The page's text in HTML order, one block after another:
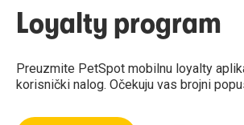
Loyalty program
Preuzmite PetSpot mobilnu loyalty
korisnički nalog. Očekuju vas brojni